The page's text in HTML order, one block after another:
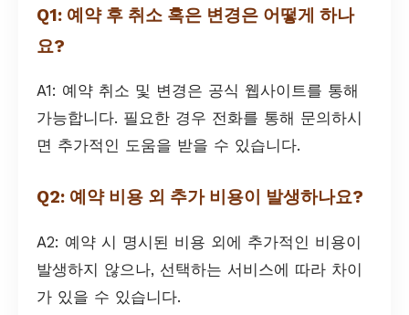
Q1: 예약 후 취소 혹은 변경은 어떻게 하나
요?
A1: 예약 취소 및 변경은 공식 웹사이트를 통해
가능합니다. 필요한 경우 전화를 통해 문의하시
면 추가적인 도움을 받을 수 있습니다.
Q2: 예약 비용 외 추가 비용이 발생하나요?
A2: 예약 시 명시된 비용 외에 추가적인 비용이
발생하지 않으나, 선택하는 서비스에 따라 차이
가 있을 수 있습니다.